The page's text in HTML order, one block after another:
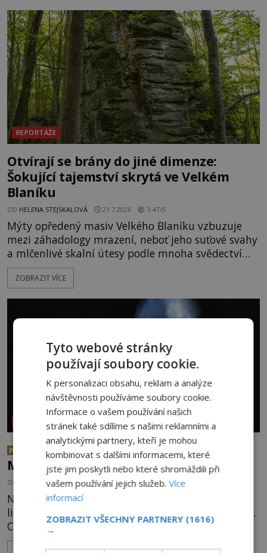
vyhýbá shonu moderní metropole. Místo, ke
kterému se vážou nejstarší české mýty, ve svých
temných útrobách střeží monumentální
REPORTÁŽE
Otvírají se brány do jiné dimenze:
Šokující tajemství skrytá ve Velkém
Blaníku
OD HELENA STEJSKALOVÁ 21.7.2026 3.4TIS
Mýty opředený masiv Velkého Blaníku vzbuzuje
mezi záhadology mrazení, neboť jeho suťové svahy
a mlčenlivé skalní útesy podle mnoha svědectví
fungují jako anomální zóny, kde selhává lidské
vnímání času i prostoru. Geologické anomálie hory
badatelé zde odkrývají indicie, které propojují
prastaré pohanské kulty, keltské svatyně a zprávy
ZOBRAZIT VÍCE
PREMIUM
Erich von Däniken:
Mimozemšťany můžete potkat na ulici!
OD PETR KOUTSKÝ 18.7.2026 3.4TIS
Nejslavnějšího zastánce zásahů vesmířanů do
lidských dějin, asi není třeba dlouze představovat.
Co exkluzivně pro ENIGMU prozradil autor
Vzpomínek na budoucnost, švýcarský badatel
ZOBRAZIT VÍCE
Tyto webové stránky
používají soubory cookie.
K personalizaci obsahu, reklam a analýze
návštěvnosti používáme soubory cookie.
Informace o vašem používání našich
stránek také sdílíme s našimi reklamními a
analytickými partnery, kteří je mohou
kombinovat s dalšími informacemi, které
jste jim poskytli nebo které shromáždili při
vašem používání jejich služeb.Více
informací
ZOBRAZIT VŠECHNY PARTNERY (1616)
→